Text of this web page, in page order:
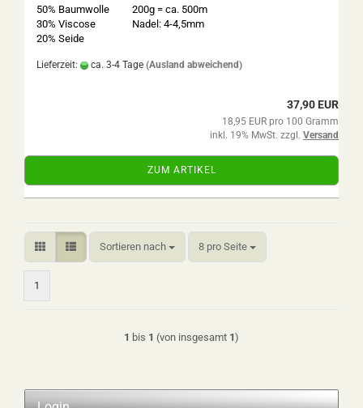
50% Baumwolle
200g = ca. 500m
30% Viscose
Nadel: 4-4,5mm
20% Seide
Lieferzeit: ca. 3-4 Tage (Ausland abweichend)
37,90 EUR
18,95 EUR pro 100 Gramm
inkl. 19% MwSt. zzgl. Versand
ZUM ARTIKEL
Sortieren nach
Sortieren nach 8 pro Seite
pro Seite
1
1 bis 1 (von insgesamt 1)